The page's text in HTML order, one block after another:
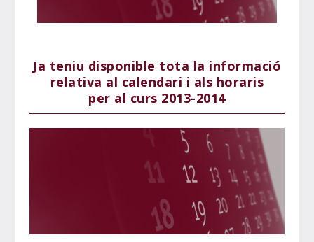
Ja teniu disponible tota la informació
relativa al calendari i als horaris
per al curs 2013-2014